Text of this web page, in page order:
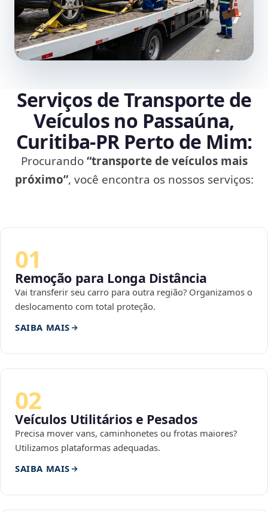
Serviços de Transporte de
Veículos no Passaúna,
Curitiba‑PR Perto de Mim:
Procurando“transporte de veículos mais
próximo”, você encontra os nossos serviços:
01
Remoção para Longa Distância
Vai transferir seu carro para outra região? Organizamos o
deslocamento com total proteção.
SAIBA MAIS
02
Veículos Utilitários e Pesados
Precisa mover vans, caminhonetes ou frotas maiores?
Utilizamos plataformas adequadas.
SAIBA MAIS